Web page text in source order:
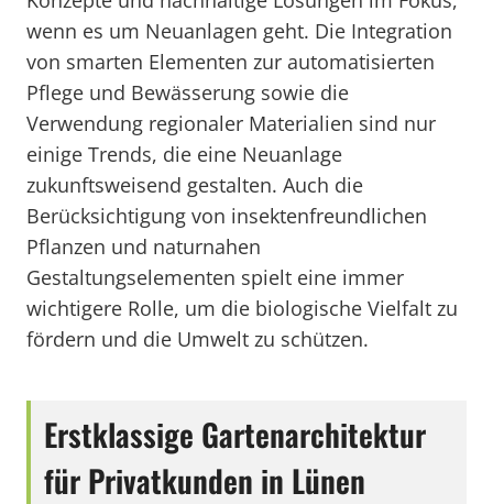
wenn es um Neuanlagen geht. Die Integration
von smarten Elementen zur automatisierten
Pflege und Bewässerung sowie die
Verwendung regionaler Materialien sind nur
einige Trends, die eine Neuanlage
zukunftsweisend gestalten. Auch die
Berücksichtigung von insektenfreundlichen
Pflanzen und naturnahen
Gestaltungselementen spielt eine immer
wichtigere Rolle, um die biologische Vielfalt zu
fördern und die Umwelt zu schützen.
Erstklassige Gartenarchitektur
für Privatkunden in Lünen